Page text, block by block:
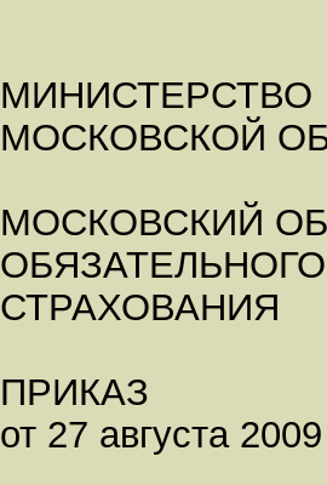
МОСКОВСКОЙ
МОСКОВСКИЙ
СТРАХОВАНИЯ
ПРИКАЗ
от 27 августа